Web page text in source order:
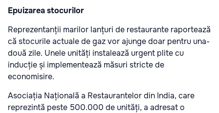
Epuizarea stocurilor
Reprezentanții marilor lanțuri de restaurante raportează
că stocurile actuale de gaz vor ajunge doar pentru una-
două zile. Unele unități instalează urgent plite cu
inducție și implementează măsuri stricte de
economisire.
Asociația Națională a Restaurantelor din India, care
reprezintă peste 500.000 de unități, a adresat o